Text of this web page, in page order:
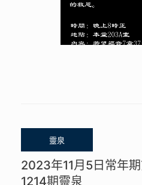
2023年11月5日常年
1214期靈泉